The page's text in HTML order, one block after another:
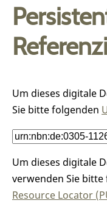
Um dieses digitale
Sie bitte folgenden
Um dieses digitale
verwenden Sie
Resource Locator